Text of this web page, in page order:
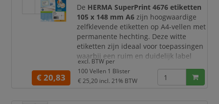
De etiketten zijn pe
De HERMA SuperPrint 4676 etiketten
105 x 148 mm A6 zijn hoogwaardige
zelfklevende etiketten op A4-vellen met
permanente hechting. Deze witte
etiketten zijn ideaal voor toepassingen
waarbij een ruim en duidelijk label
nodig is, zoals verzendetiketten,
productinformatie, magazijnlabels,
documentmarkering, dossierlabels en
€ 20,83
excl. BTW per
100 Vellen 1 Blister
€ 25,20 incl. 21% BTW